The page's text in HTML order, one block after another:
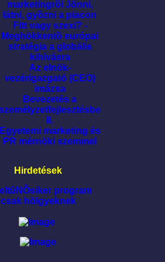
marketingrõl Jönni,
látni, gyõzni a piacon
Fitt vagy szexi? -
Meghökkentõ európai
stratégia a globális
kihívásra
Az elnök-
vezérigazgató (CEO)
imázsa
Bevezetés a
II.
Egyetemi marketing és
PR mérnöki szemmel
Hirdetések